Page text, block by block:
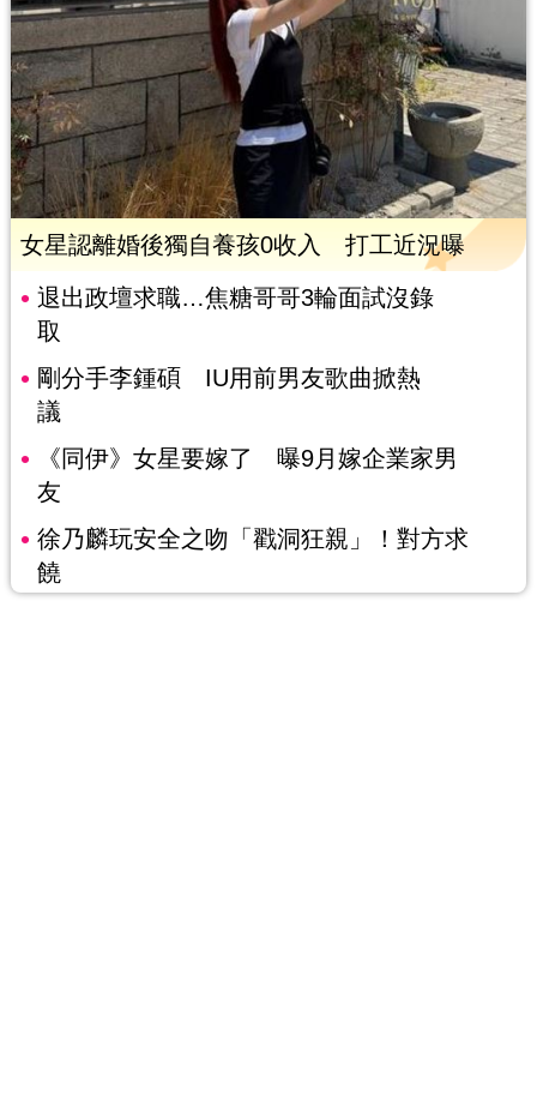
女星認離婚後獨自養孩0收入 打工近況曝
退出政壇求職…焦糖哥哥3輪面試沒錄
取
剛分手李鍾碩 IU用前男友歌曲掀熱
議
《同伊》女星要嫁了 曝9月嫁企業家男
友
徐乃麟玩安全之吻「戳洞狂親」！對方求
饒